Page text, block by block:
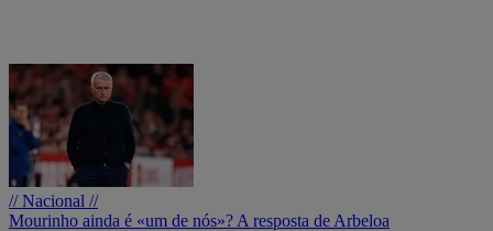
// Nacional //
Mourinho ainda é «um de nós»? A resposta de Arbeloa